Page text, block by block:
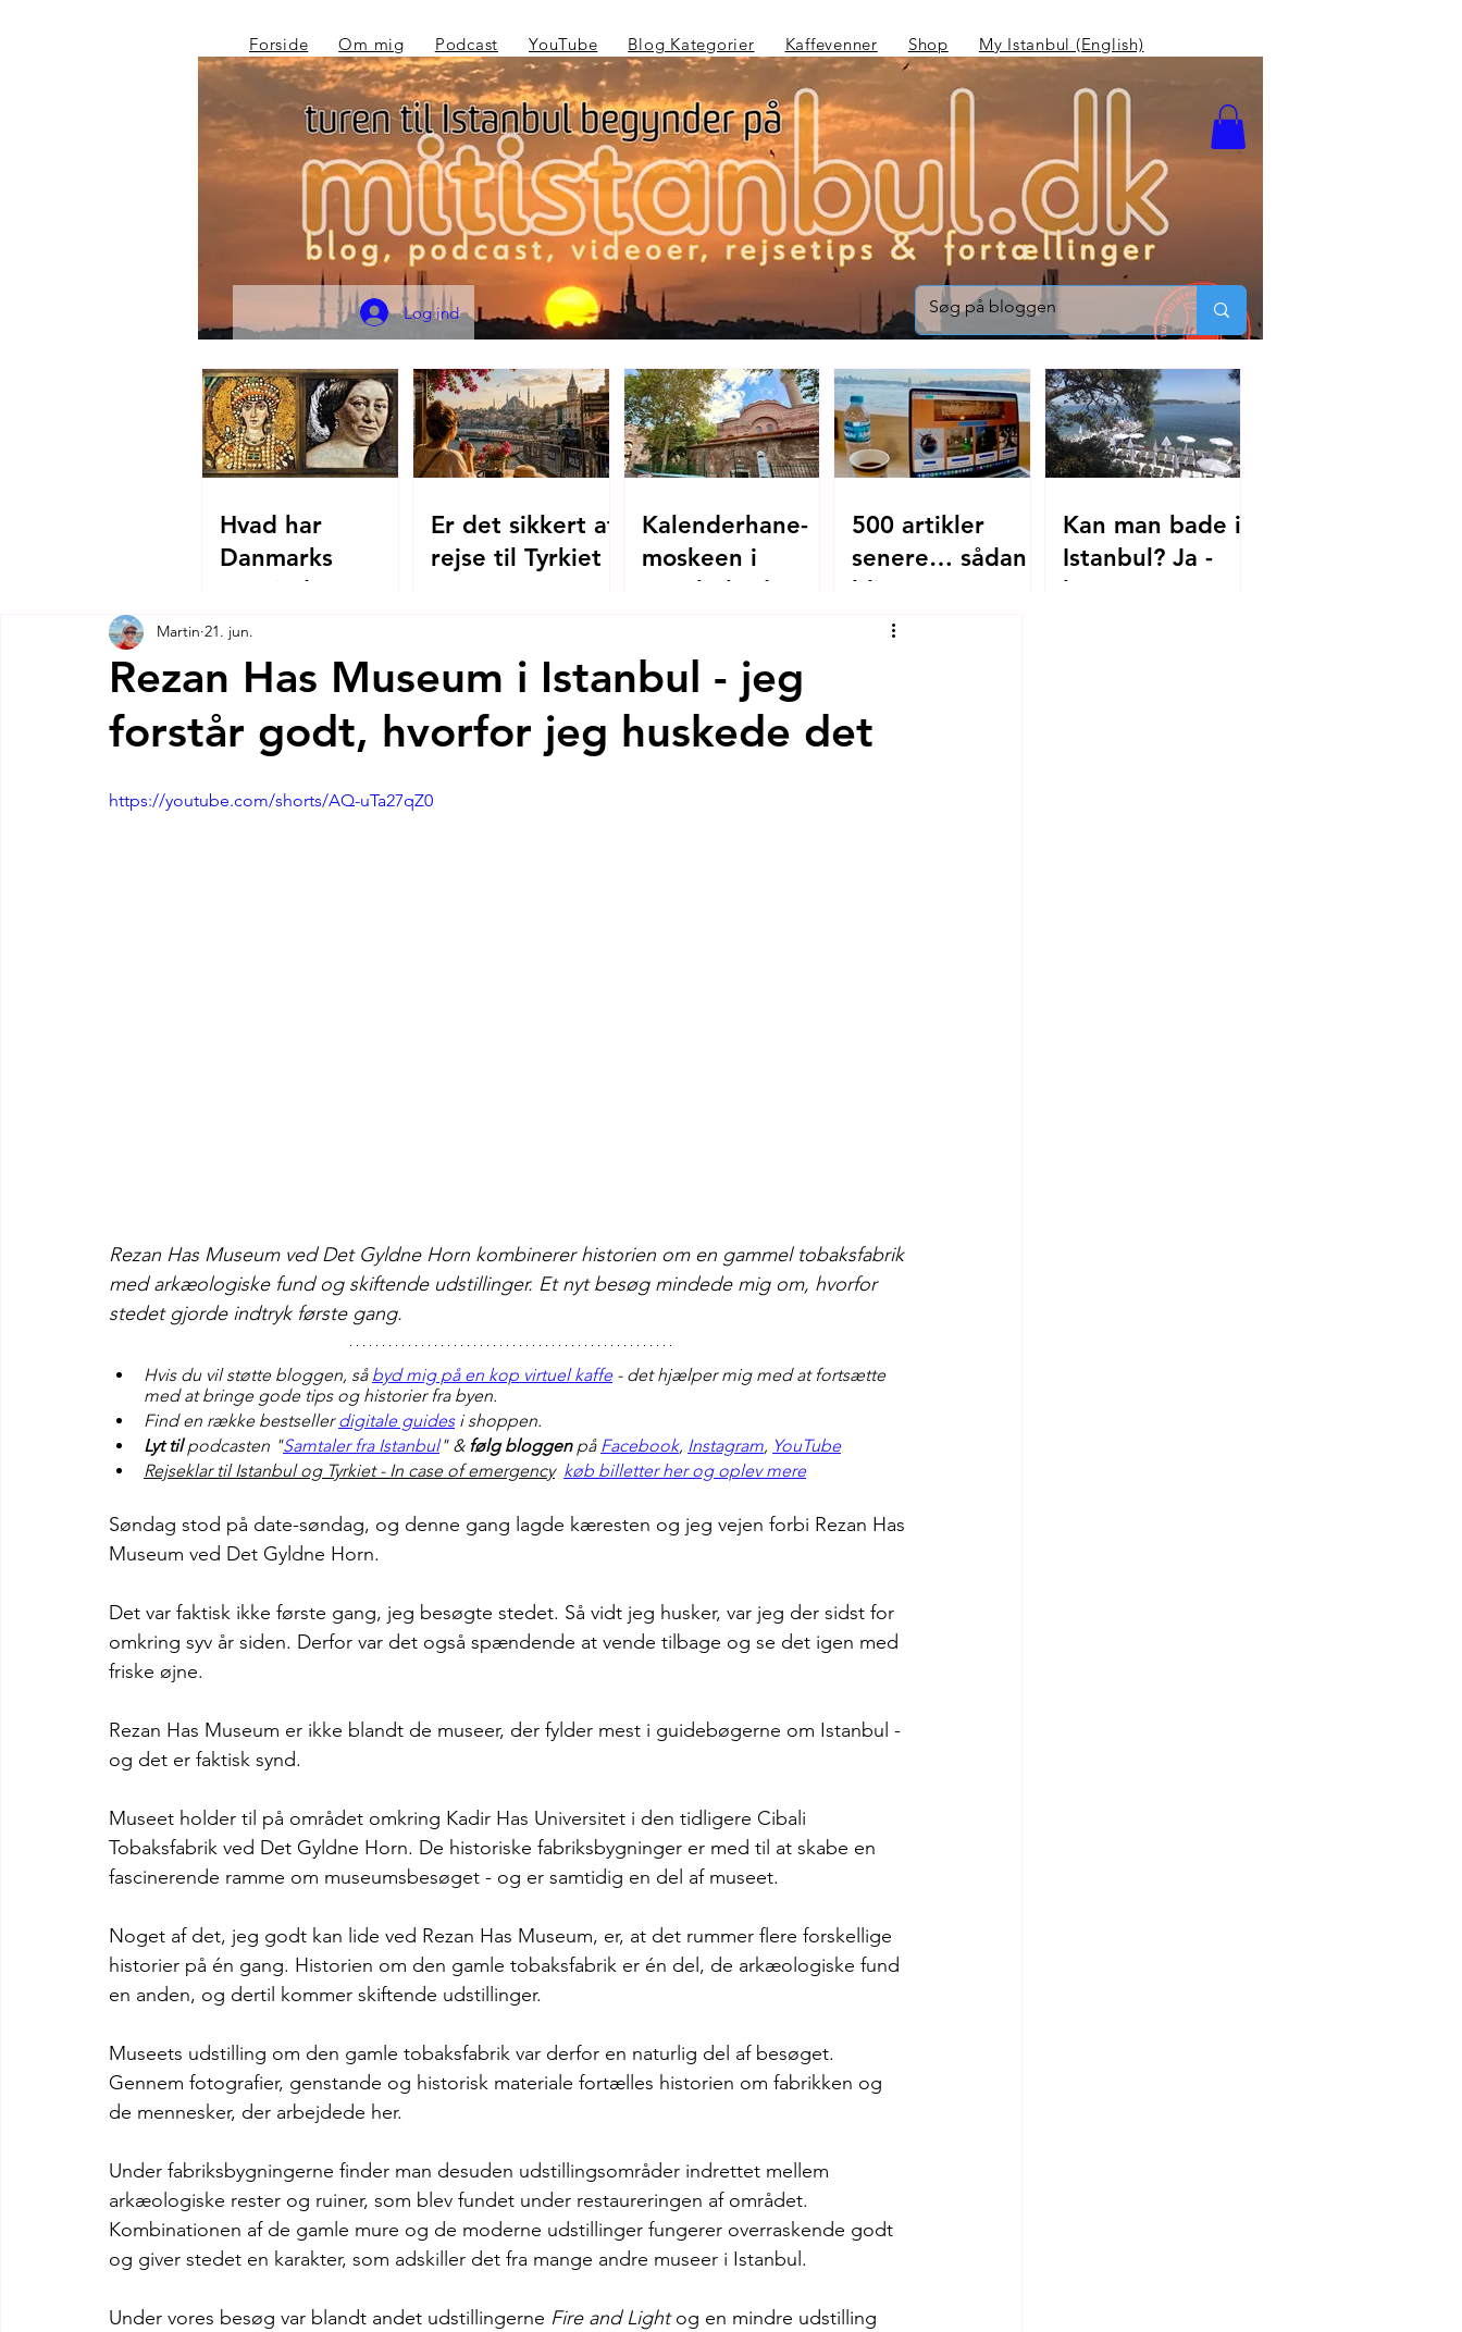
Forside Om mig Podcast YouTube Blog Kategorier Kaffevenner Shop My Istanbul (English)
Log ind
Hvad har
Danmarks
Grevinde Danner
og Hagia
Sophias
kejserinde
Theodora
tilfælles?
Er det sikkert at
rejse til Tyrkiet i
Kalenderhane-
moskeen i
Istanbul - den
byzantinske
kirke, der blev
moské
500 artikler
senere… sådan
bliver
mitistanbul.dk til
Kan man bade i
Istanbul? Ja -
her er
Rezan Has Museum i Istanbul - jeg
forstår godt, hvorfor jeg huskede det
Martin 21. jun.
https://youtube.com/shorts/AQ-uTa27qZ0
Rezan Has Museum ved Det Gyldne Horn kombinerer historien om en gammel tobaksfabrik
med arkæologiske fund og skiftende udstillinger. Et nyt besøg mindede mig om, hvorfor
stedet gjorde indtryk første gang.
Hvis du vil støtte bloggen, så byd mig på en kop virtuel kaffe - det hjælper mig med at fortsætte
med at bringe gode tips og historier fra byen.
Find en række bestseller digitale guides i shoppen.
Lyt til podcasten "Samtaler fra Istanbul" & følg bloggen på Facebook, Instagram, YouTube
Rejseklar til Istanbul og Tyrkiet - In case of emergency køb billetter her og oplev mere
Søndag stod på date-søndag, og denne gang lagde kæresten og jeg vejen forbi Rezan Has
Museum ved Det Gyldne Horn.
Det var faktisk ikke første gang, jeg besøgte stedet. Så vidt jeg husker, var jeg der sidst for
omkring syv år siden. Derfor var det også spændende at vende tilbage og se det igen med
friske øjne.
Rezan Has Museum er ikke blandt de museer, der fylder mest i guidebøgerne om Istanbul -
og det er faktisk synd.
Museet holder til på området omkring Kadir Has Universitet i den tidligere Cibali
Tobaksfabrik ved Det Gyldne Horn. De historiske fabriksbygninger er med til at skabe en
fascinerende ramme om museumsbesøget - og er samtidig en del af museet.
Noget af det, jeg godt kan lide ved Rezan Has Museum, er, at det rummer flere forskellige
historier på én gang. Historien om den gamle tobaksfabrik er én del, de arkæologiske fund
en anden, og dertil kommer skiftende udstillinger.
Museets udstilling om den gamle tobaksfabrik var derfor en naturlig del af besøget.
Gennem fotografier, genstande og historisk materiale fortælles historien om fabrikken og
de mennesker, der arbejdede her.
Under fabriksbygningerne finder man desuden udstillingsområder indrettet mellem
arkæologiske rester og ruiner, som blev fundet under restaureringen af området.
Kombinationen af de gamle mure og de moderne udstillinger fungerer overraskende godt
og giver stedet en karakter, som adskiller det fra mange andre museer i Istanbul.
Under vores besøg var blandt andet udstillingerne Fire and Light og en mindre udstilling